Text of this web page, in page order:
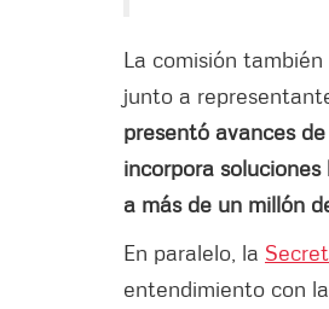
La comisión
junto a
presentó avances
incorpora
a más de un millón
En paralelo, la
entendimiento con